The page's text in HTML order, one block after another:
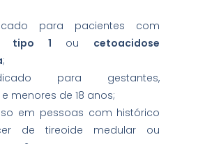
para pacientes com
tipo 1 ou cetoacidose
;
para gestantes,
menores de 18 anos;
em pessoas com histórico
de tireoide medular ou